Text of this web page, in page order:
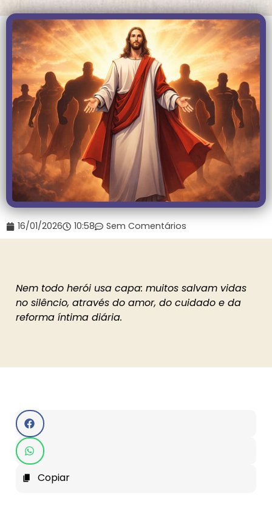
16/01/2026 10:58 Sem Comentários
Nem todo herói usa capa: muitos salvam vidas
no silêncio, através do amor, do cuidado e da
reforma íntima diária.
Copiar